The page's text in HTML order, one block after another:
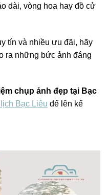
dài, vòng hoa hay đồ cử
tín và nhiều ưu đãi, hãy
ra những bức ảnh đáng
chụp ảnh đẹp tại Bạc
Bạc Liêu để lên kế